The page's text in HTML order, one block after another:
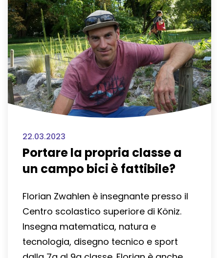
22.03.2023
Portare la propria classe a
un campo bici è fattibile?
Florian Zwahlen è insegnante presso il
Centro scolastico superiore di Köniz.
Insegna matematica, natura e
tecnologia, disegno tecnico e sport